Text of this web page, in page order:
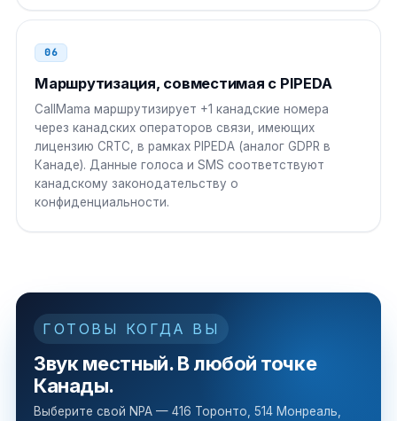
06
Маршрутизация, совместимая с PIPEDA
CallMama маршрутизирует +1 канадские номера
через канадских операторов связи, имеющих
лицензию CRTC, в рамках PIPEDA (аналог GDPR в
Канаде). Данные голоса и SMS соответствуют
канадскому законодательству о
конфиденциальности.
ГОТОВЫ КОГДА ВЫ
Звук местный. В любой точке
Канады.
Выберите свой NPA — 416 Торонто, 514 Монреаль,